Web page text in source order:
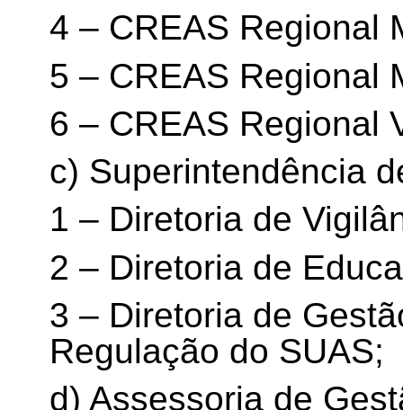
4 – CREAS Regional
5 – CREAS Regional
6 – CREAS Regional
c) Superintendência
1 – Diretoria de
2 – Diretoria de
3 – Diretoria de
Regulação do SUAS;
d) Assessoria de